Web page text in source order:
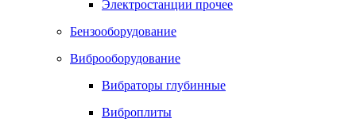
Электростанции прочее
Бензооборудование
Виброоборудование
Вибраторы глубинные
Виброплиты